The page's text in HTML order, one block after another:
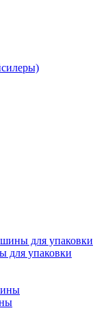
для упаковки
для упаковки